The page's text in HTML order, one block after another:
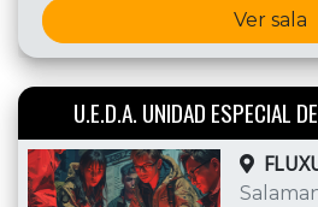
Ver sala
U.E.D.A. UNIDAD ESPECIAL